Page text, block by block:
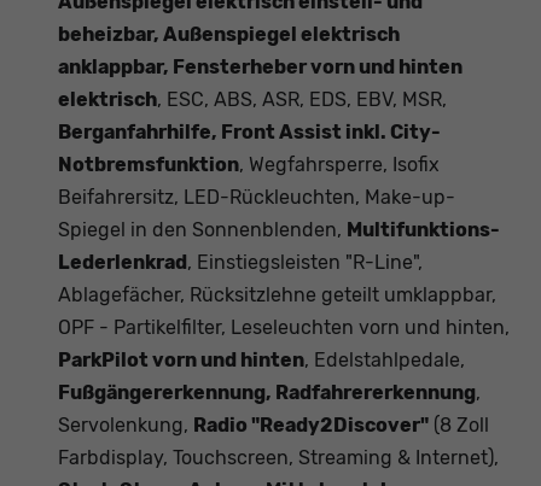
beheizbar, Außenspiegel elektrisch
anklappbar, Fensterheber vorn und hinten
elektrisch, ESC, ABS, ASR, EDS, EBV, MSR,
Berganfahrhilfe, Front Assist inkl. City-
Notbremsfunktion, Wegfahrsperre, Isofix
Beifahrersitz, LED-Rückleuchten, Make-up-
Spiegel in den Sonnenblenden, Multifunktions-
Lederlenkrad , Einstiegsleisten "R-Line",
Ablagefächer, Rücksitzlehne geteilt umklappbar,
OPF - Partikelfilter, Leseleuchten vorn und hinten,
ParkPilot vorn und hinten, Edelstahlpedale,
Fußgängererkennung, Radfahrererkennung,
Servolenkung, Radio "Ready2Discover" (8 Zoll
Farbdisplay, Touchscreen, Streaming & Internet),